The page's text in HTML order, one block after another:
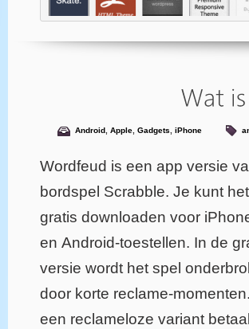
Android, Apple, Gadgets, iPhone
Wordfeud is een app versie
bordspel Scrabble. Je kunt
gratis downloaden voor
en Android-toestellen. In de
versie wordt het spel
door korte reclame-
een reclameloze variant